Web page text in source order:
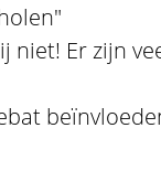
niet! Er zijn